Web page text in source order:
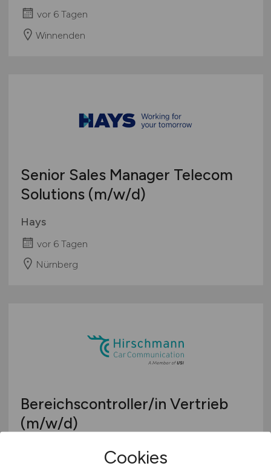
vor 6 Tagen
Winnenden
Senior Sales Manager Telecom
Solutions (m/w/d)
Hays
vor 6 Tagen
Nürnberg
Bereichscontroller/in Vertrieb
(m/w/d)
Hirschmann Car Communication GmbH
Cookies